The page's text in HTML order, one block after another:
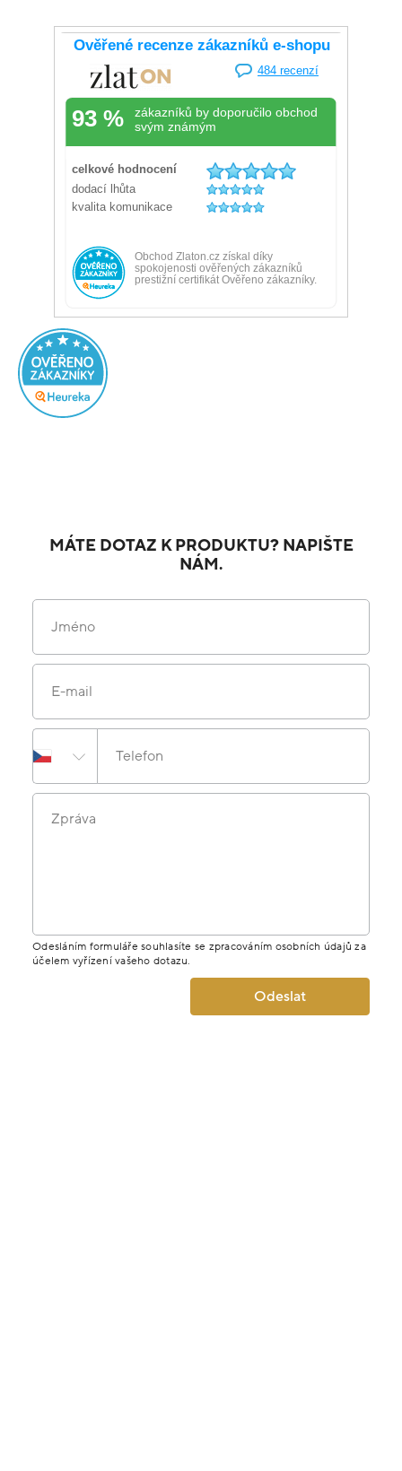
MÁTE DOTAZ K PRODUKTU? NAPIŠTE
NÁM.
Jméno
E-mail
Telefon
Zpráva
Odesláním formuláře souhlasíte se zpracováním osobních údajů za
účelem vyřízení vašeho dotazu.
Odeslat